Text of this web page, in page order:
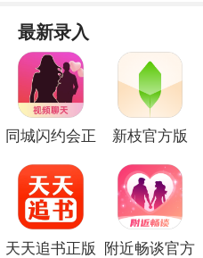
最新录入
同城闪约会正
新枝官方版
天天追书正版 附近畅谈官方